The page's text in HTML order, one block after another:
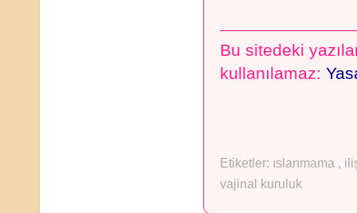
Bu sitedeki
kullanılamaz:
Etiketler: ıslanmama ,
vajinal kuruluk